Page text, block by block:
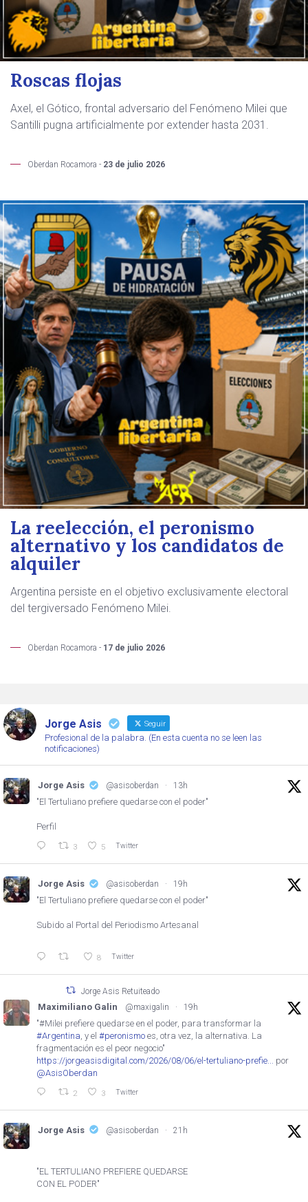
Roscas flojas
Axel, el Gótico, frontal adversario del Fenómeno Milei que
Santilli pugna artificialmente por extender hasta 2031.
Oberdan Rocamora - 23 de julio 2026
La reelección, el peronismo
alternativo y los candidatos de
alquiler
Argentina persiste en el objetivo exclusivamente electoral
del tergiversado Fenómeno Milei.
Oberdan Rocamora - 17 de julio 2026
Jorge Asis Seguir
Profesional de la palabra. (En esta cuenta no se leen las
notificaciones)
Jorge Asis @asisoberdan · 13h
"El Tertuliano prefiere quedarse con el poder"
Perfil
3 5 Twitter
Jorge Asis @asisoberdan · 19h
"El Tertuliano prefiere quedarse con el poder"
Subido al Portal del Periodismo Artesanal
8 Twitter
Jorge Asis Retuiteado
Maximiliano Galin @maxigalin · 19h
"#Milei prefiere quedarse en el poder, para transformar la
#Argentina , y el #peronismo es, otra vez, la alternativa. La
fragmentación es el peor negocio"
https://jorgeasisdigital.com/2026/08/06/el-tertuliano-prefie...
por
@AsisOberdan
2 3 Twitter
Jorge Asis @asisoberdan · 21h
"EL TERTULIANO PREFIERE QUEDARSE
CON EL PODER"